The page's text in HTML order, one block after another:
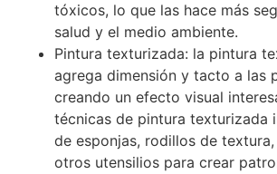
tóxicos, lo que las hace más
salud y el medio ambiente.
Pintura texturizada: la pintura
agrega dimensión y tacto a las
creando un efecto visual
técnicas de pintura texturizada
de esponjas, rodillos de
otros utensilios para crear